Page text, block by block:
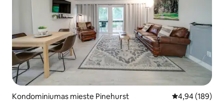
Kondominiumas mieste Pinehurst Vidutinis
4,94 (189)